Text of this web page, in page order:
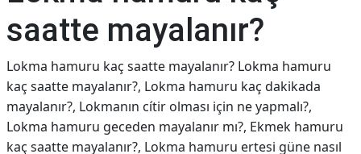
saatte mayalanır?
Lokma hamuru kaç saatte mayalanır? Lokma hamuru
kaç saatte mayalanır?, Lokma hamuru kaç dakikada
mayalanır?, Lokmanın cítir olması için ne yapmalı?,
Lokma hamuru geceden mayalanır mı?, Ekmek hamuru
kaç saatte mayalanır?, Lokma hamuru ertesi güne nasıl